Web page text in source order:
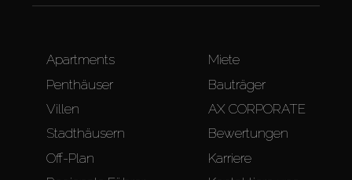
Apartments
Penthäuser
Villen
Stadthäusern
Off-Plan
Miete
Bauträger
AX CORPORATE
Bewertungen
Karriere